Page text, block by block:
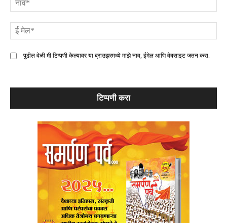
पुढील वेळी मी टिप्पणी केल्यावर या ब्राउझरमध्ये माझे नाव, ईमेल आणि वेबसाइट जतन करा.